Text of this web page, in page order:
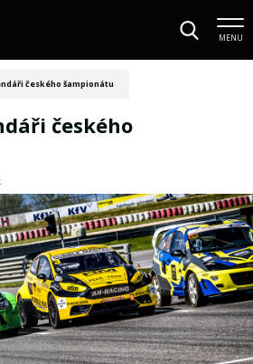
MENU
českého šampionátu
českého